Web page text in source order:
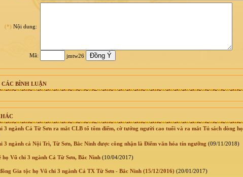
(*) Nội dung:
Mã: jmtw26
CÁC BÌNH LUẬN
3 ngành Cả Từ Sơn ra mắt CLB tổ tôm điếm, cờ tướng người cao tuổi và ra mắt Tủ sách dòng họ
3 ngành cả Nội Trì, Từ Sơn, Bắc Ninh được công nhận là Điểm văn hóa tín ngưỡng (09/11/2018)
họ Vũ chi 3 ngành Cả Từ Sơn, Bắc Ninh (10/04/2017)
Gia tộc họ Vũ chi 3 ngành Cả TX Từ Sơn - Bắc Ninh (15/12/2016) (20/01/2017)